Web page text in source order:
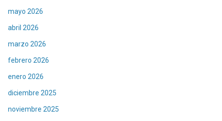
mayo 2026
abril 2026
marzo 2026
febrero 2026
enero 2026
diciembre 2025
noviembre 2025